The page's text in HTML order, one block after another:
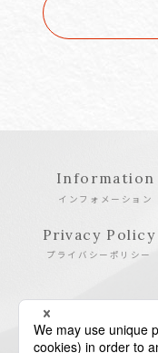
Information
インフォメーション
Privacy Policy
プライバシーポリシー